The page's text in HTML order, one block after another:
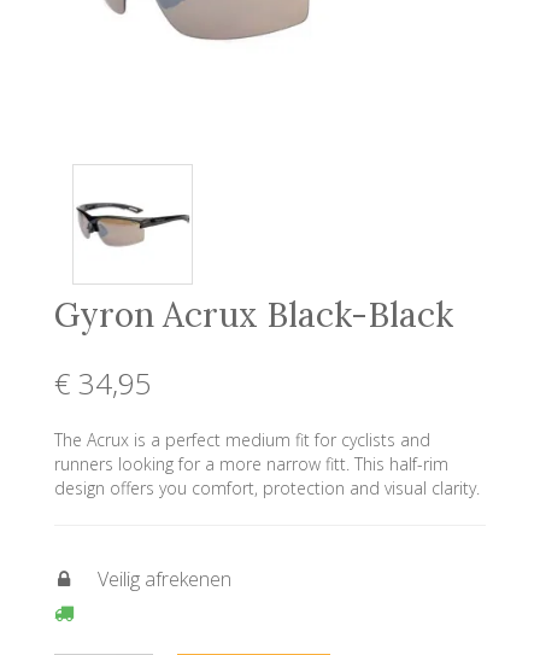
Gyron Acrux Black-Black
€ 34,95
The Acrux is a perfect medium fit for cyclists and
runners looking for a more narrow fitt. This half-rim
design offers you comfort, protection and visual clarity.
Veilig afrekenen